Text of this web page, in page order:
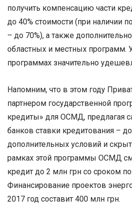
получить компенсацию части
до 40% стоимости (при наличии
– до 70%), а также
областных и местных программ.
программах значительно
Напомним, что в этом году
партнером государственной
кредиты» для ОСМД, предлагая
банков ставки кредитования –
дополнительных условий и
рамках этой программы ОСМД
кредит до 2 млн грн со сроком
Финансирование проектов
2017 год составит 400 млн грн.